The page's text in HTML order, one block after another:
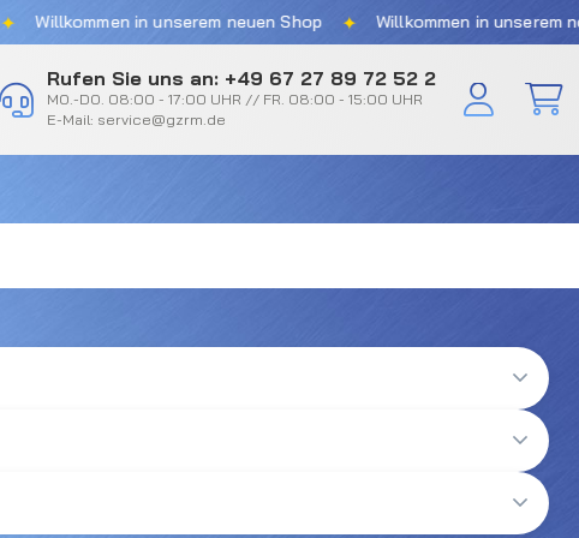
Willkommen in unserem neuen Shop ✦ Willkommen in unserem
Rufen Sie uns an: +49 67 27 89 72 52 2
MO.-DO. 08:00 - 17:00 UHR // FR. 08:00 - 15:00 UHR
E-Mail: service@gzrm.de